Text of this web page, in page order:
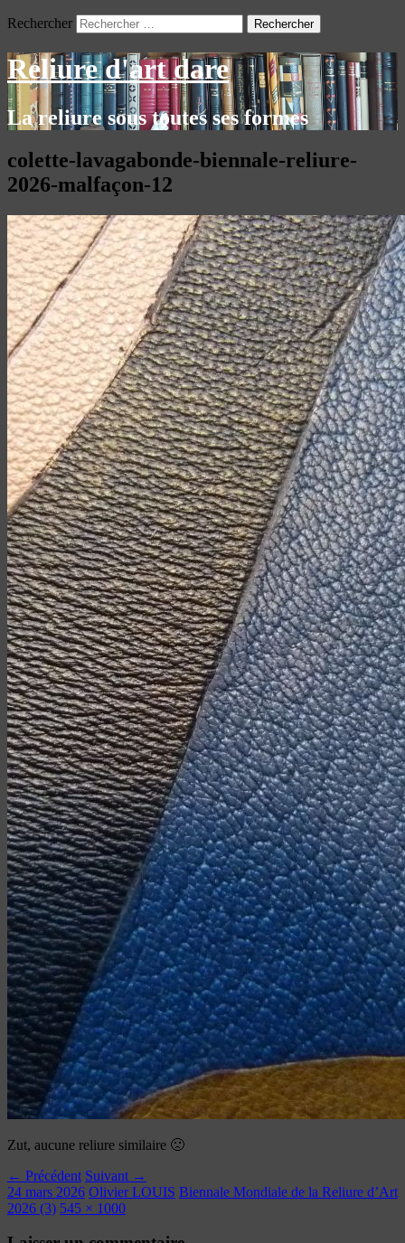
Rechercher
Reliure d'art dare
La reliure sous toutes ses formes
colette-lavagabonde-biennale-reliure-
2026-malfaçon-12
Zut, aucune reliure similaire 🙁
← Précédent Suivant →
24 mars 2026 Olivier LOUIS Biennale Mondiale de la Reliure d’Art
2026 (3) 545 × 1000